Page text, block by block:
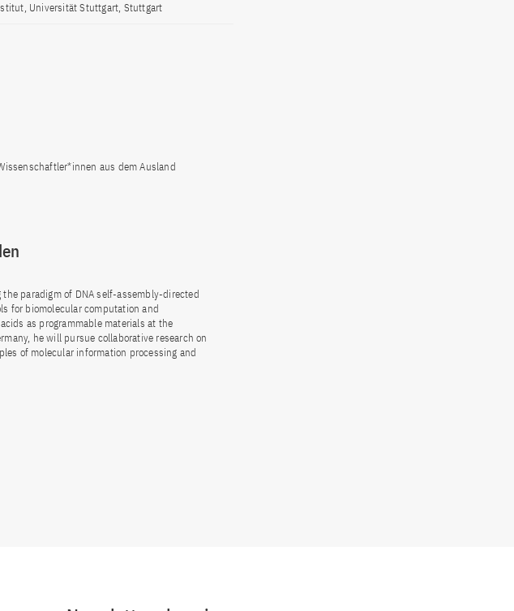
Universität Stuttgart, Stuttgart
aus dem Ausland
paradigm of DNA self-assembly-directed
for biomolecular computation and
as programmable materials at the
he will pursue collaborative research on
of molecular information processing and